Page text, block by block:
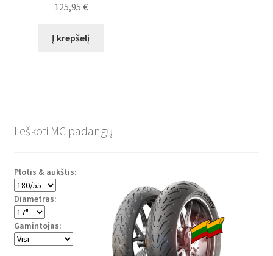
125,95 €
Į krepšelį
Leškoti MC padangų
Plotis & aukštis:
Diametras:
Gamintojas: